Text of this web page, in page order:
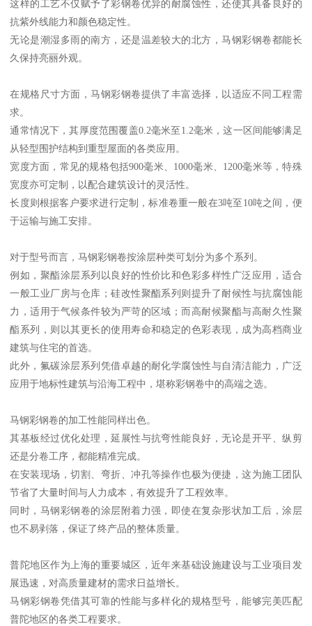
这样的工艺不仅赋予了彩钢卷优异的耐腐蚀性，还使其具备良好的
抗紫外线能力和颜色稳定性。
无论是潮湿多雨的南方，还是温差较大的北方，马钢彩钢卷都能长
久保持亮丽外观。
在规格尺寸方面，马钢彩钢卷提供了丰富选择，以适应不同工程需
求。
通常情况下，其厚度范围覆盖0.2毫米至1.2毫米，这一区间能够满足
从轻型围护结构到重型屋面的各类应用。
宽度方面，常见的规格包括900毫米、1000毫米、1200毫米等，特殊
宽度亦可定制，以配合建筑设计的灵活性。
长度则根据客户要求进行定制，标准卷重一般在3吨至10吨之间，便
于运输与施工安排。
对于型号而言，马钢彩钢卷按涂层种类可划分为多个系列。
例如，聚酯涂层系列以良好的性价比和色彩多样性广泛应用，适合
一般工业厂房与仓库；硅改性聚酯系列则提升了耐候性与抗腐蚀能
力，适用于气候条件较为严苛的区域；而高耐候聚酯与高耐久性聚
酯系列，则以其更长的使用寿命和稳定的色彩表现，成为高档商业
建筑与住宅的首选。
此外，氟碳涂层系列凭借卓越的耐化学腐蚀性与自清洁能力，广泛
应用于地标性建筑与沿海工程中，堪称彩钢卷中的高端之选。
马钢彩钢卷的加工性能同样出色。
其基板经过优化处理，延展性与抗弯性能良好，无论是开平、纵剪
还是分卷工序，都能精准完成。
在安装现场，切割、弯折、冲孔等操作也极为便捷，这为施工团队
节省了大量时间与人力成本，有效提升了工程效率。
同时，马钢彩钢卷的涂层附着力强，即使在复杂形状加工后，涂层
也不易剥落，保证了终产品的整体质量。
普陀地区作为上海的重要城区，近年来基础设施建设与工业项目发
展迅速，对高质量建材的需求日益增长。
马钢彩钢卷凭借其可靠的性能与多样化的规格型号，能够完美匹配
普陀地区的各类工程要求。